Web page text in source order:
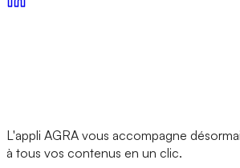
L'appli AGRA vous accompagne
à tous vos contenus en un clic.